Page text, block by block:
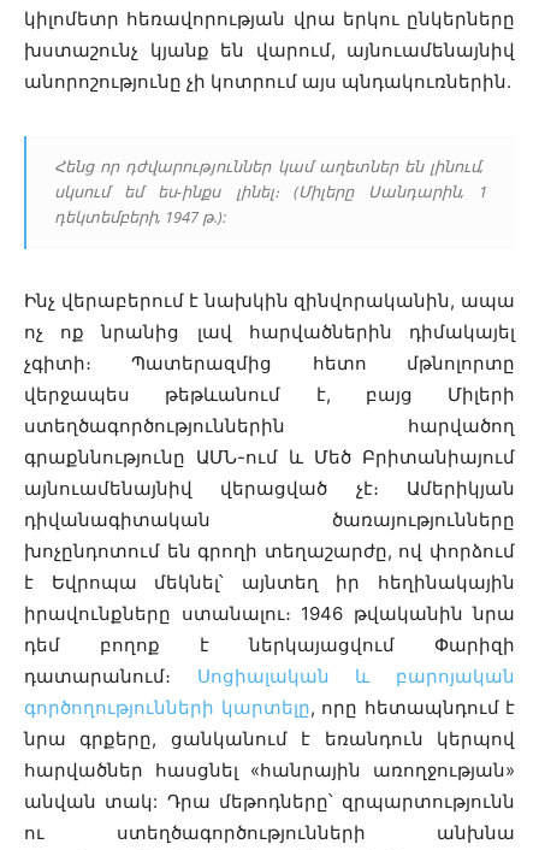
կիլոմետր հեռավորության վրա երկու ընկերները
խստաշունչ կյանք են վարում, այնուամենայնիվ
անորոշությունը չի կոտրում այս պնդակուռներին.
Հենց որ դժվարություններ կամ աղետներ են լինում,
սկսում եմ ես-ինքս լինել։ (Միլերը Սանդարին, 1
դեկտեմբերի, 1947 թ.):
Ինչ վերաբերում է նախկին զինվորականին, ապա
ոչ ոք նրանից լավ հարվածներին դիմակայել
չգիտի։ Պատերազմից հետո մթնոլորտը
վերջապես թեթևանում է, բայց Միլերի
ստեղծագործություններին հարվածող
գրաքննությունը ԱՄՆ-ում և Մեծ Բրիտանիայում
այնուամենայնիվ վերացված չէ։ Ամերիկյան
դիվանագիտական ​​ծառայությունները
խոչընդոտում են գրողի տեղաշարժը, ով փորձում
է Եվրոպա մեկնել՝ այնտեղ իր հեղինակային
իրավունքները ստանալու։ 1946 թվականին նրա
դեմ բողոք է ներկայացվում Փարիզի
դատարանում։ Սոցիալական և բարոյական
գործողությունների կարտելը, որը հետապնդում է
նրա գրքերը, ցանկանում է եռանդուն կերպով
հարվածներ հասցնել «հանրային առողջության»
անվան տակ: Դրա մեթոդները՝ զրպարտությունն
ու ստեղծագործությունների անխնա